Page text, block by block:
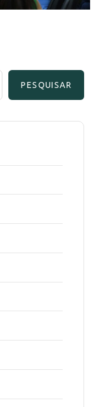
PESQUISAR